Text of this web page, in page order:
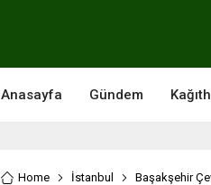
Anasayfa Gündem
Home İstanbul Başakşehir